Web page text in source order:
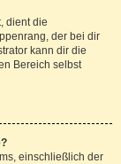
dient die
der bei dir
kann dir die
Bereich selbst
einschließlich der